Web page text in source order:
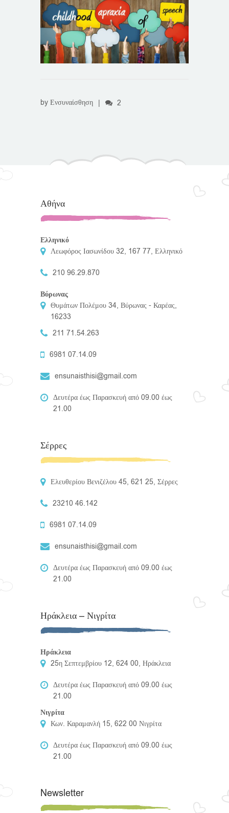
by Ενσυναίσθηση 2
Αθήνα
Ελληνικό
Λεωφόρος Ιασωνίδου 32, 167 77, Ελληνικό
210 96.29.870
Βύρωνας
Θυμάτων Πολέμου 34, Βύρωνας - Καρέας,
16233
211 71.54.263
6981 07.14.09
ensunaisthisi@gmail.com
Δευτέρα έως Παρασκευή από 09.00 έως
21.00
Σέρρες
Ελευθερίου Βενιζέλου 45, 621 25, Σέρρες
23210 46.142
6981 07.14.09
ensunaisthisi@gmail.com
Δευτέρα έως Παρασκευή από 09.00 έως
21.00
Ηράκλεια – Νιγρίτα
Ηράκλεια
25η Σεπτεμβρίου 12, 624 00, Ηράκλεια
Δευτέρα έως Παρασκευή από 09.00 έως
21.00
Νιγρίτα
Κων. Καραμανλή 15, 622 00 Νιγρίτα
Δευτέρα έως Παρασκευή από 09.00 έως
21.00
Newsletter